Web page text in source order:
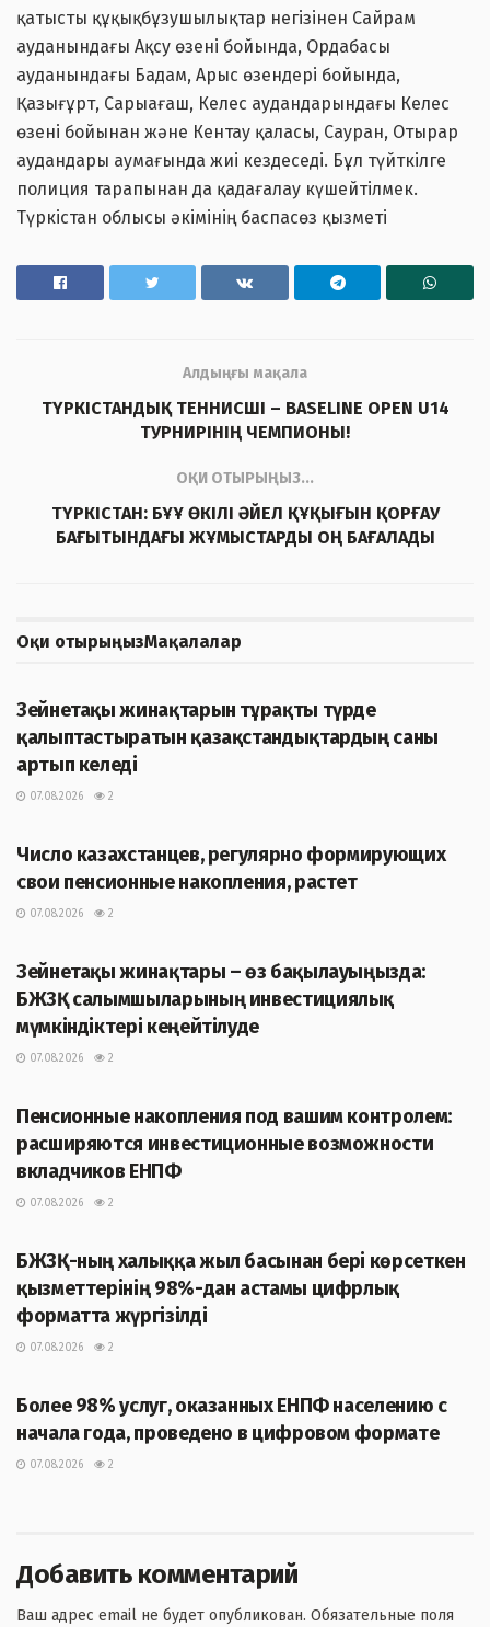
қатысты құқықбұзушылықтар негізінен Сайрам
ауданындағы Ақсу өзені бойында, Ордабасы
ауданындағы Бадам, Арыс өзендері бойында,
Қазығұрт, Сарыағаш, Келес аудандарындағы Келес
өзені бойынан және Кентау қаласы, Сауран, Отырар
аудандары аумағында жиі кездеседі. Бұл түйткілге
полиция тарапынан да қадағалау күшейтілмек.
Түркістан облысы әкімінің баспасөз қызметі
Алдыңғы мақала
ТҮРКІСТАНДЫҚ ТЕННИСШІ – BASELINE OPEN U14
ТУРНИРІНІҢ ЧЕМПИОНЫ!
ОҚИ ОТЫРЫҢЫЗ...
ТҮРКІСТАН: БҰҰ ӨКІЛІ ӘЙЕЛ ҚҰҚЫҒЫН ҚОРҒАУ
БАҒЫТЫНДАҒЫ ЖҰМЫСТАРДЫ ОҢ БАҒАЛАДЫ
Оқи отырыңызМақалалар
Зейнетақы жинақтарын тұрақты түрде
қалыптастыратын қазақстандықтардың саны
артып келеді
07.08.2026
2
Число казахстанцев, регулярно формирующих
свои пенсионные накопления, растет
07.08.2026
2
Зейнетақы жинақтары – өз бақылауыңызда:
БЖЗҚ салымшыларының инвестициялық
мүмкіндіктері кеңейтілуде
07.08.2026
2
Пенсионные накопления под вашим контролем:
расширяются инвестиционные возможности
вкладчиков ЕНПФ
07.08.2026
2
БЖЗҚ-ның халыққа жыл басынан бері көрсеткен
қызметтерінің 98%-дан астамы цифрлық
форматта жүргізілді
07.08.2026
2
Более 98% услуг, оказанных ЕНПФ населению с
начала года, проведено в цифровом формате
07.08.2026 2
Добавить комментарий
Ваш адрес email не будет опубликован. Обязательные поля